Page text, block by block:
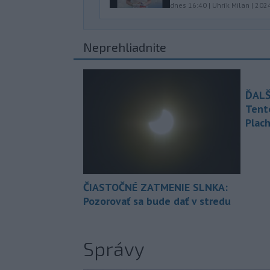
dnes 16:40 | Uhrík Milan |
Neprehliadnite
ČIASTOČNÉ ZATMENIE SLNKA:
Pozorovať sa bude dať v stredu
Správy